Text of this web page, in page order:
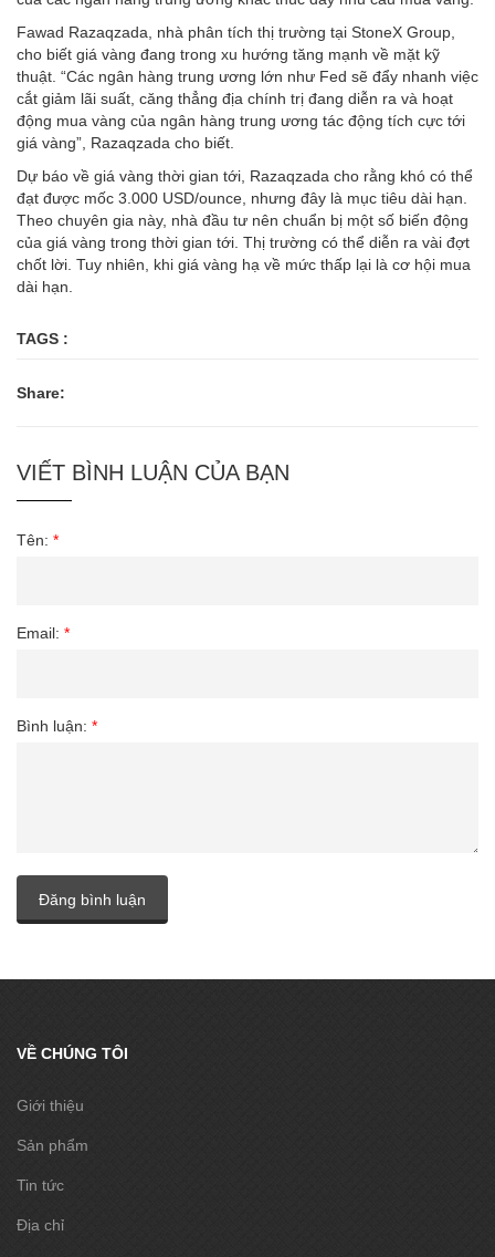
Fawad Razaqzada, nhà phân tích thị trường tại StoneX Group,
cho biết giá vàng đang trong xu hướng tăng mạnh về mặt kỹ
thuật. “Các ngân hàng trung ương lớn như Fed sẽ đẩy nhanh việc
cắt giảm lãi suất, căng thẳng địa chính trị đang diễn ra và hoạt
động mua vàng của ngân hàng trung ương tác động tích cực tới
giá vàng”, Razaqzada cho biết.
Dự báo về giá vàng thời gian tới, Razaqzada cho rằng khó có thể
đạt được mốc 3.000 USD/ounce, nhưng đây là mục tiêu dài hạn.
Theo chuyên gia này, nhà đầu tư nên chuẩn bị một số biến động
của giá vàng trong thời gian tới. Thị trường có thể diễn ra vài đợt
chốt lời. Tuy nhiên, khi giá vàng hạ về mức thấp lại là cơ hội mua
dài hạn.
TAGS :
Share:
VIẾT BÌNH LUẬN CỦA BẠN
Tên: *
Email: *
Bình luận: *
Đăng bình luận
VỀ CHÚNG TÔI
Giới thiệu
Sản phẩm
Tin tức
Địa chỉ